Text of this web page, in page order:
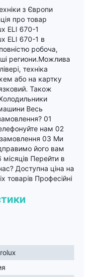
з Європи
про товар
ELI 670-1
ELI 670-1 в
робоча,
региони.Можлива
техніка
або на картку
Також
Весь
01
нам 02
03 Ми
його вам
Перейти в
Доступна ціна на
товарів Професійні